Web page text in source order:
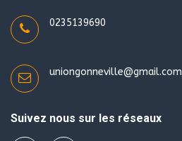
0235139690
uniongonneville@gmail.com
Suivez nous sur les réseaux